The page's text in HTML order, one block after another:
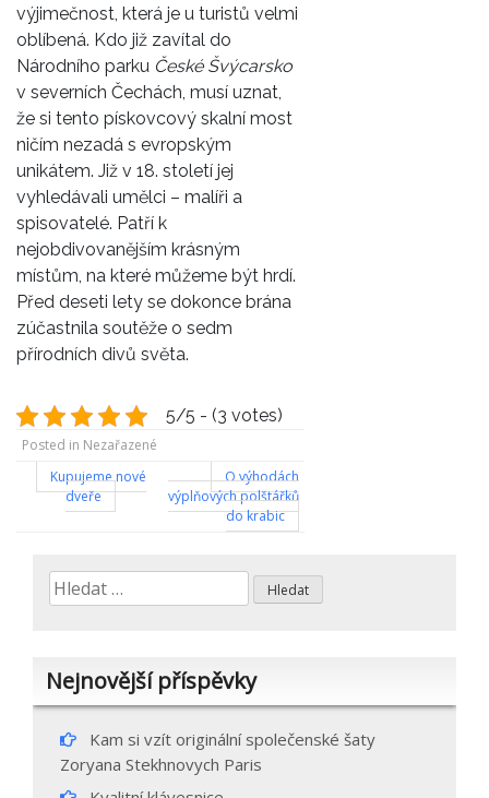
výjimečnost, která je u turistů velmi
oblíbená. Kdo již zavítal do
Národního parku České Švýcarsko
v severních Čechách, musí uznat,
že si tento pískovcový skalní most
ničím nezadá s evropským
unikátem. Již v 18. století jej
vyhledávali umělci – malíři a
spisovatelé. Patří k
nejobdivovanějším krásným
místům, na které můžeme být hrdí.
Před deseti lety se dokonce brána
zúčastnila soutěže o sedm
přírodních divů světa.
5/5 - (3 votes)
Posted in Nezařazené
Navigace
pro
příspěvek
Kupujeme nové
dveře
O výhodách
výplňových polštářků
do krabic
Vyhledávání
Nejnovější příspěvky
Kam si vzít originální společenské šaty
Zoryana Stekhnovych Paris